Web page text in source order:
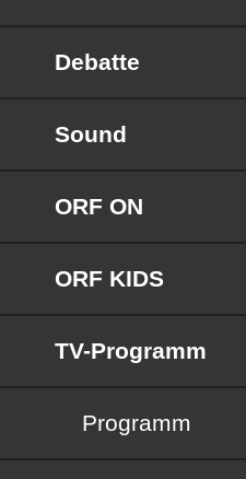
Debatte
Sound
ORF ON
ORF KIDS
TV-Programm
Programm